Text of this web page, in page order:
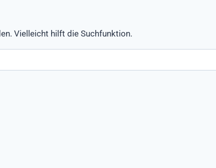
Vielleicht hilft die Suchfunktion.